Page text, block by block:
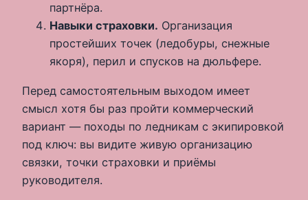
партнёра.
Навыки страховки. Организация
простейших точек (ледобуры, снежные
якоря), перил и спусков на дюльфере.
Перед самостоятельным выходом имеет
смысл хотя бы раз пройти коммерческий
вариант — походы по ледникам с экипировкой
под ключ: вы видите живую организацию
связки, точки страховки и приёмы
руководителя.